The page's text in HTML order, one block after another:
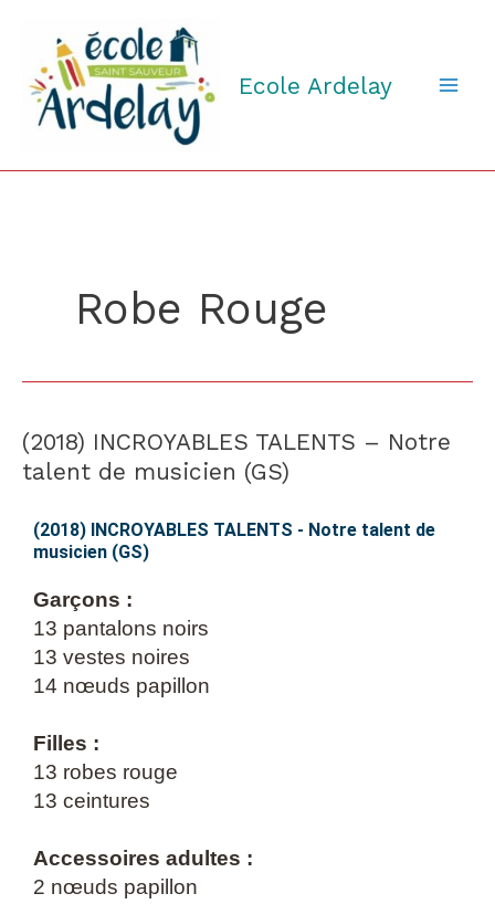
contenu
Ecole Ardelay
Robe Rouge
(2018) INCROYABLES TALENTS – Notre
talent de musicien (GS)
(2018) INCROYABLES TALENTS - Notre talent de
musicien (GS)
Garçons :
13 pantalons noirs
13 vestes noires
14 nœuds papillon
Filles :
13 robes rouge
13 ceintures
Accessoires adultes :
2 nœuds papillon
(2018)
INCROYABLES
Notre
de
musicien
(GS)